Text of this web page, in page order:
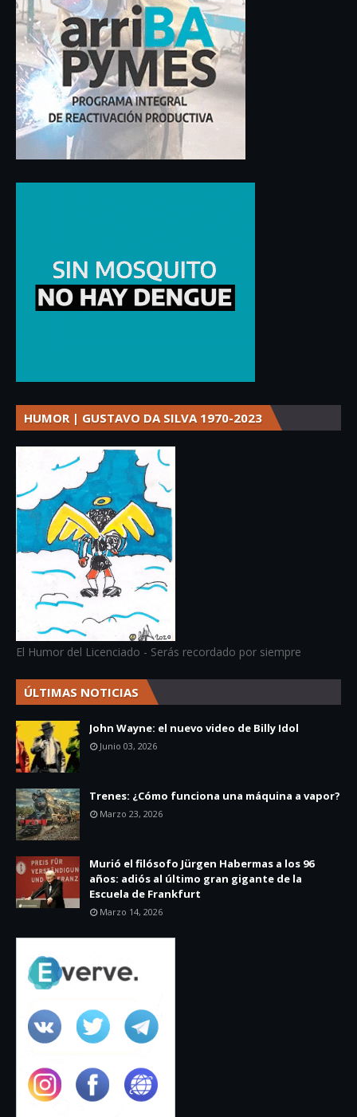
HUMOR | GUSTAVO DA SILVA 1970-2023
El Humor del Licenciado - Serás recordado por siempre
ÚLTIMAS NOTICIAS
John Wayne: el nuevo video de Billy Idol
Junio 03, 2026
Trenes: ¿Cómo funciona una máquina a vapor?
Marzo 23, 2026
Murió el filósofo Jürgen Habermas a los 96
años: adiós al último gran gigante de la
Escuela de Frankfurt
Marzo 14, 2026